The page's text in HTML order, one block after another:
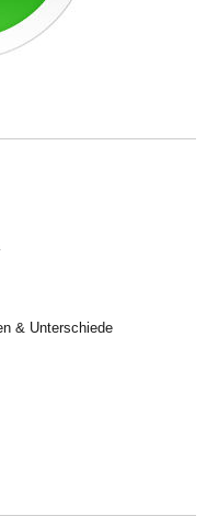
& Unterschiede